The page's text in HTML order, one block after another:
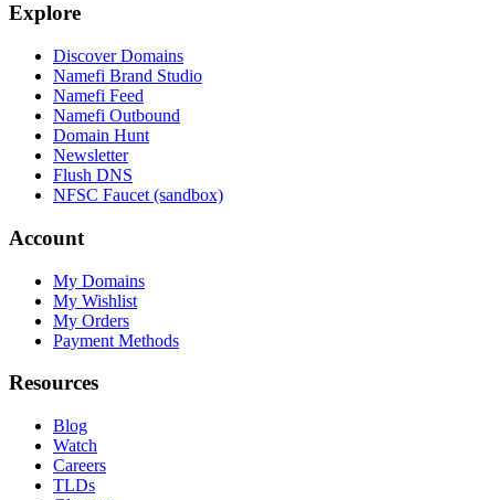
Explore
Discover Domains
Namefi Brand Studio
Namefi Feed
Namefi Outbound
Domain Hunt
Newsletter
Flush DNS
NFSC Faucet (sandbox)
Account
My Domains
My Wishlist
My Orders
Payment Methods
Resources
Blog
Watch
Careers
TLDs